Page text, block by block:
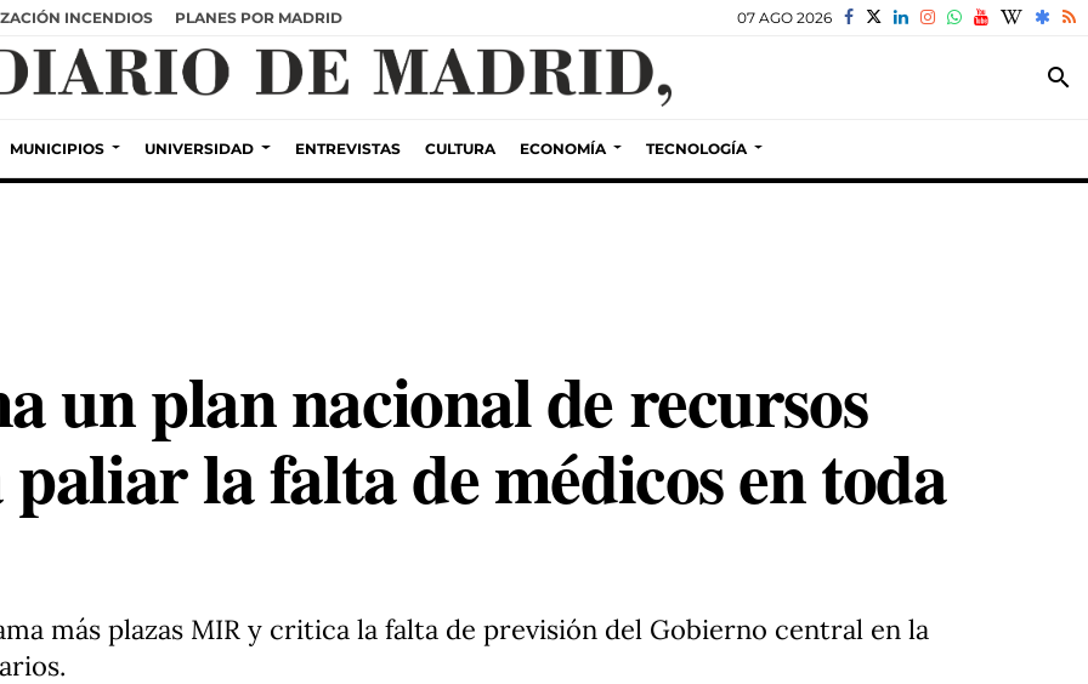
INCENDIOS PLANES POR MADRID 07 AGO 2026
search
MUNICIPIOS UNIVERSIDAD ENTREVISTAS CULTURA ECONOMÍA TECNOLOGÍA
un plan nacional de recursos
la falta de médicos en toda
más plazas MIR y critica la falta de previsión del Gobierno central en la